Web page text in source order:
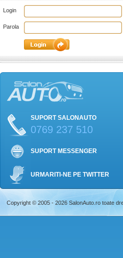
Login
Parola
SUPORT SALONAUTO
0769 237 510
SUPORT MESSENGER
URMARITI-NE PE TWITTER
Copyright © 2005 - 2026 SalonAuto.ro toate